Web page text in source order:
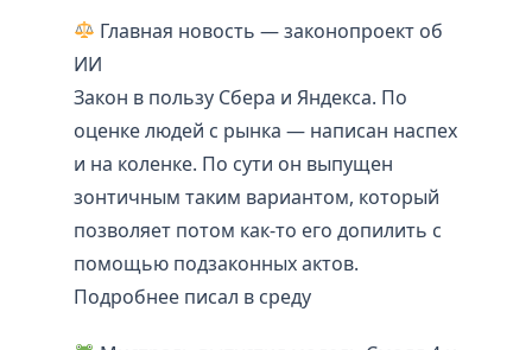
Главная новость — законопроект об
ИИ
Закон в пользу Сбера и Яндекса. По
оценке людей с рынка — написан наспех
и на коленке. По сути он выпущен
зонтичным таким вариантом, который
позволяет потом как-то его допилить с
помощью подзаконных актов.
Подробнее писал в среду